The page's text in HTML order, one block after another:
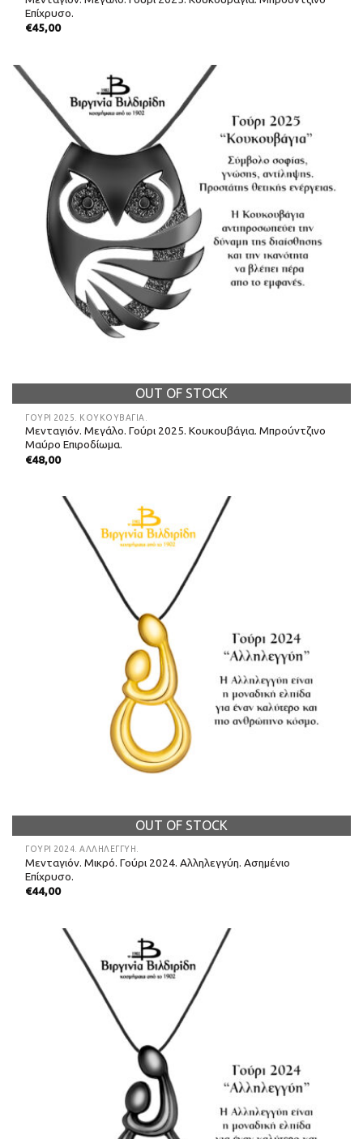
Επίχρυσο.
€45,00
OUT OF STOCK
ΓΟΎΡΙ 2025. ΚΟΥΚΟΥΒΆΓΙΑ.
Μενταγιόν. Μεγάλο. Γούρι 2025. Κουκουβάγια. Μπρούντζινο
Μαύρο Επιροδίωμα.
€48,00
OUT OF STOCK
ΓΟΎΡΙ 2024. ΑΛΛΗΛΕΓΓΎΗ.
Μενταγιόν. Μικρό. Γούρι 2024. Αλληλεγγύη. Ασημένιο
Επίχρυσο.
€44,00